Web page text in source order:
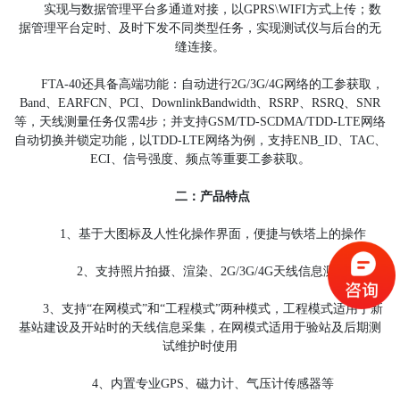
实现与数据管理平台多通道对接，以GPRS\WIFI方式上传；数
据管理平台定时、及时下发不同类型任务，实现测试仪与后台的无
缝连接。
FTA-40还具备高端功能：自动进行2G/3G/4G网络的工参获取，
Band、EARFCN、PCI、DownlinkBandwidth、RSRP、RSRQ、SNR
等，天线测量任务仅需4步；并支持GSM/TD-SCDMA/TDD-LTE网络
自动切换并锁定功能，以TDD-LTE网络为例，支持ENB_ID、TAC、
ECI、信号强度、频点等重要工参获取。
二：产品特点
1、基于大图标及人性化操作界面，便捷与铁塔上的操作
2、支持照片拍摄、渲染、2G/3G/4G天线信息测量
3、支持“在网模式”和“工程模式”两种模式，工程模式适用于新
基站建设及开站时的天线信息采集，在网模式适用于验站及后期测
试维护时使用
4、内置专业GPS、磁力计、气压计传感器等